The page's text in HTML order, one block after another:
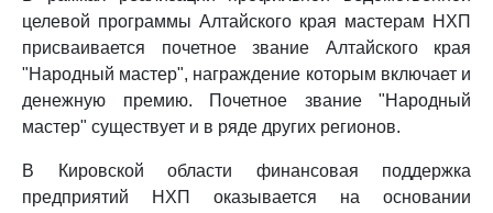
целевой программы Алтайского края мастерам НХП
присваивается почетное звание Алтайского края
"Народный мастер", награждение которым включает и
денежную премию. Почетное звание "Народный
мастер" существует и в ряде других регионов.
В Кировской области финансовая поддержка
предприятий НХП оказывается на основании